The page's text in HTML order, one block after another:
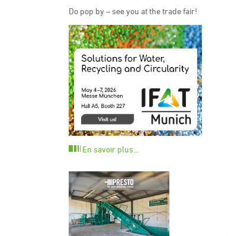
Do pop by – see you at the trade fair!
En savoir plus...